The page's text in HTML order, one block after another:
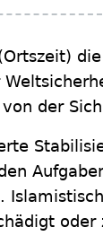
der
oder